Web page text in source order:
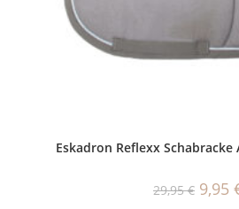
Eskadron Reflexx Schabracke
29,95€ Preis
9,95